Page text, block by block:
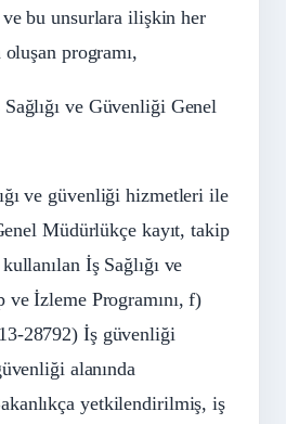
bu unsurlara ilişkin her
programı,
ve Güvenliği Genel
ve güvenliği hizmetleri ile
Müdürlükçe kayıt, takip
İş Sağlığı ve
İzleme Programını, f)
28792) İş güvenliği
alanında
yetkilendirilmiş, iş